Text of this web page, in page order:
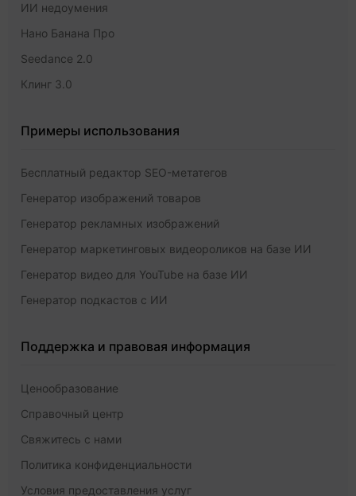
ИИ недоумения
Нано Банана Про
Seedance 2.0
Клинг 3.0
Примеры использования
Бесплатный редактор SEO-метатегов
Генератор изображений товаров
Генератор рекламных изображений
Генератор маркетинговых видеороликов на базе ИИ
Генератор видео для YouTube на базе ИИ
Генератор подкастов с ИИ
Поддержка и правовая информация
Ценообразование
Справочный центр
Свяжитесь с нами
Политика конфиденциальности
Условия предоставления услуг